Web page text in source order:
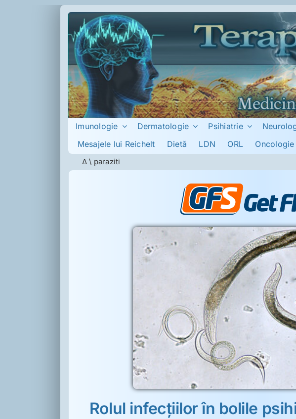
Imunologie Dermatologie Psihiatrie
Mesajele lui Reichelt
Dietă LDN ORL Oncologie
Δ \ paraziti
Rolul infecţiilor în bolile